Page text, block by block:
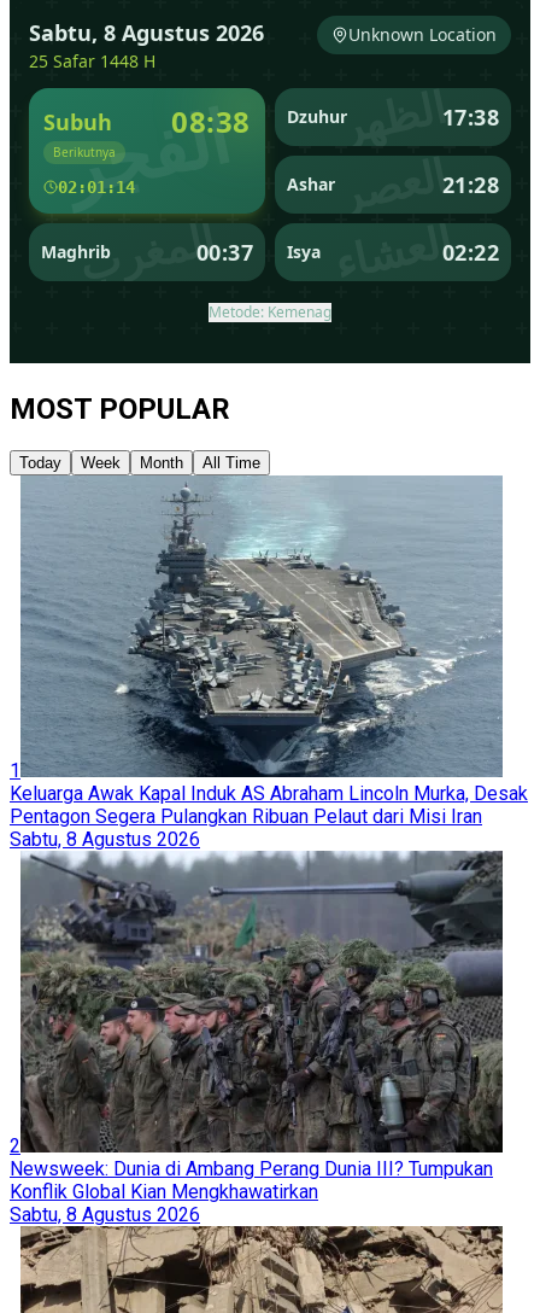
MOST POPULAR
Today Week Month All Time
1
Keluarga Awak Kapal Induk AS Abraham Lincoln Murka, Desak
Pentagon Segera Pulangkan Ribuan Pelaut dari Misi Iran
Sabtu, 8 Agustus 2026
2
Newsweek: Dunia di Ambang Perang Dunia III? Tumpukan
Konflik Global Kian Mengkhawatirkan
Sabtu, 8 Agustus 2026